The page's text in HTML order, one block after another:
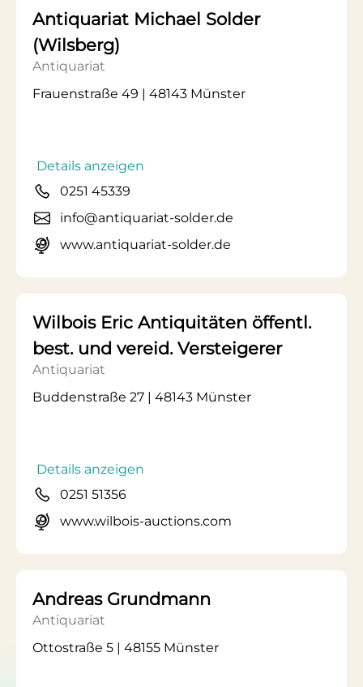
Antiquariat Michael Solder
(Wilsberg)
Antiquariat
Frauenstraße 49 | 48143 Münster
Details anzeigen
0251 45339
info@antiquariat-solder.de
www.antiquariat-solder.de
Wilbois Eric Antiquitäten öffentl.
best. und vereid. Versteigerer
Antiquariat
Buddenstraße 27 | 48143 Münster
Details anzeigen
0251 51356
www.wilbois-auctions.com
Andreas Grundmann
Antiquariat
Ottostraße 5 | 48155 Münster